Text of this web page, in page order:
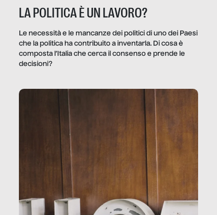
LA POLITICA È UN LAVORO?
Le necessità e le mancanze dei politici di uno dei Paesi
che la politica ha contribuito a inventarla. Di cosa è
composta l’Italia che cerca il consenso e prende le
decisioni?